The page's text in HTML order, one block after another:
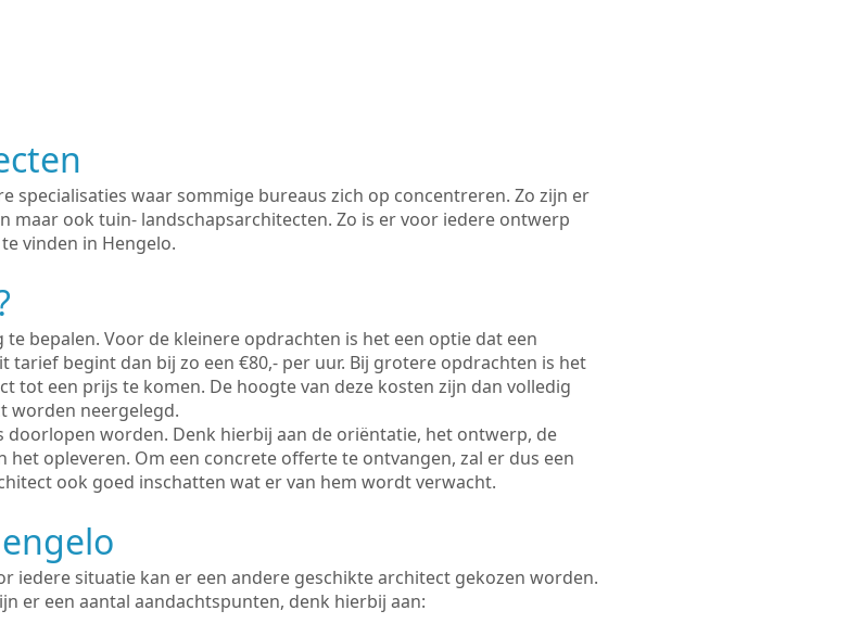
specialisaties waar sommige bureaus zich op concentreren. Zo zijn er
ook tuin- landschapsarchitecten. Zo is er voor iedere ontwerp
vinden in Hengelo.
bepalen. Voor de kleinere opdrachten is het een optie dat een
begint dan bij zo een €80,- per uur. Bij grotere opdrachten is het
tot een prijs te komen. De hoogte van deze kosten zijn dan volledig
worden neergelegd.
worden. Denk hierbij aan de oriëntatie, het ontwerp, de
opleveren. Om een concrete offerte te ontvangen, zal er dus een
ook goed inschatten wat er van hem wordt verwacht.
iedere situatie kan er een andere geschikte architect gekozen worden.
er een aantal aandachtspunten, denk hierbij aan: